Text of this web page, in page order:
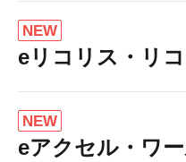
NEW
eリコリス・リ
NEW
eアクセル・ワ